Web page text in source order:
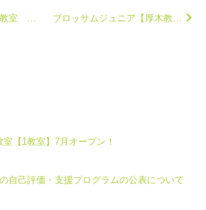
ブロッサムジュニア2教室 4月オープン！ ブロッサムジュニア【厚木教室】 ７月オープン！
【1教室】7月オープン！
自己評価・支援プログラムの公表について